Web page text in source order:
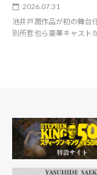
2026.07.31
池井戸潤作品が初の舞台
別所哲也ら豪華キャスト